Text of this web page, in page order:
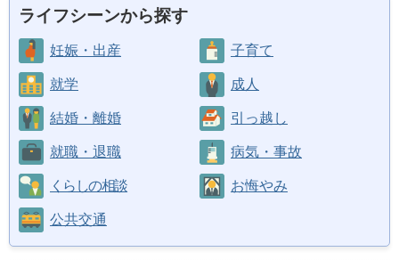
ライフシーンから探す
妊娠・出産 子育て
就学 成人
結婚・離婚 引っ越し
就職・退職 病気・事故
くらしの相談 お悔やみ
公共交通